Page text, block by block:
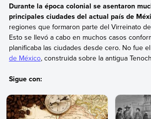
Durante la época colonial se asentaron
principales ciudades del actual país de
regiones que formaron parte del Virreinato
Esto se llevó a cabo en muchos casos
planificaba las ciudades desde cero. No fue
de México, construida sobre la antigua
Sigue con: